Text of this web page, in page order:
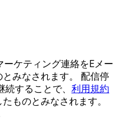
ケティング連絡をEメー
みなされます。 配信停
することで、 利用規約
ものとみなされます。